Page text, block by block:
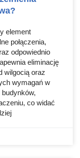
element
połączenia,
odpowiednio
eliminację
wilgocią oraz
wymagań w
co widać